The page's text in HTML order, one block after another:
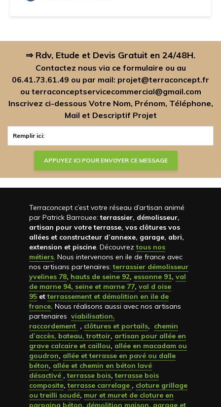
⇒ Rdv, Etude et Devis Gratuit en 24/48H.
Contactez nous via ce formulaire ou au
06.41.73.61.49 ou par mail: projet@terraconcept.fr
ou terraconceptservicecommercial@gmail.com
Inscrivez ci-dessous Votre Nom, Prénom, Téléphone,
Mail et Descriptif Projet
Terraconcept c’est votre réseau d’artisan animé
par Patrick Barrouee:terrassier, démolisseur,
artisan pour votre terrasse, vos clôtures vos
allées et constructeur d’annexe, garage, abri,
extension et piscine. Découvreztous nos
métiers. Nous intervenons en ile de france avec
nos artisans partenaires:terrassier démolisseur
yvelines 78, hauts de seine 92, essonne 91, val
de marne 94, seine et marne 77, val d oise
95 etterrassement et démolition en ile de
france. Nous réalisons aussi avec nos artisans
partenaires viabilisation,
raccordement , clôtures et portails, chemin
d’accès, bateau, trottoir, artisan pour allée en
grave calcaire et caillou, allée en macadam ou
goudron, allée et terrasse en pavé ou dalle
béton, allée et chemin en béton lavé
désactivé ,terrasse bois,terrasse bois
composite,terrasse carrelage , cloture grillage
ou treilli soudé, mur et muret de cloture en
parpaing béton, démolition maison, garage et